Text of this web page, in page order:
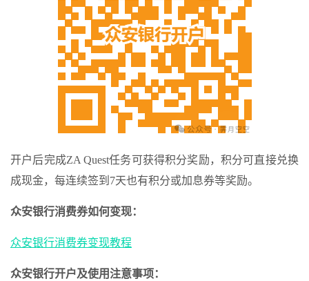
开户后完成ZA Quest任务可获得积分奖励，积分可直接兑换
成现金，每连续签到7天也有积分或加息券等奖励。
众安银行消费券如何变现：
众安银行消费券变现教程
众安银行开户及使用注意事项：